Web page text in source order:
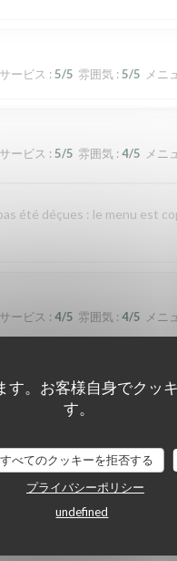
。お客様自身でクッ
す。
すべてのクッキーを拒否する
プライバシーポリシー
undefined
サービス : 5/5 雰囲気: 5/5 メニ
サービス : 5/5 雰囲気: 4/5 メニ
été déçues : le menu est
サービス : 4/5 雰囲気: 4/5 メニ
un lavement. C’est
de chaud. Je ne